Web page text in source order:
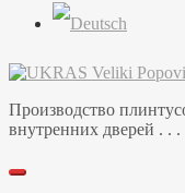
Производство
внутренних дверей . . .